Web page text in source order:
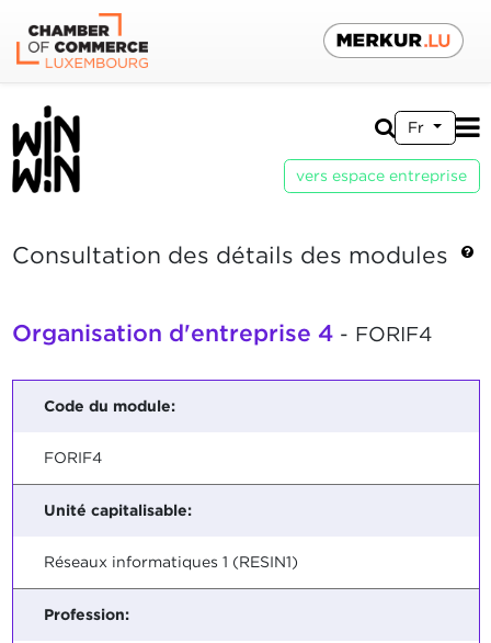
Fr
vers espace entreprise
Consultation des détails des modules
Organisation d'entreprise 4- FORIF4
Code du module:
FORIF4
Unité capitalisable:
Réseaux informatiques 1 (RESIN1)
Profession: